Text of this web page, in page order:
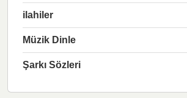
ilahiler
Müzik Dinle
Şarkı Sözleri